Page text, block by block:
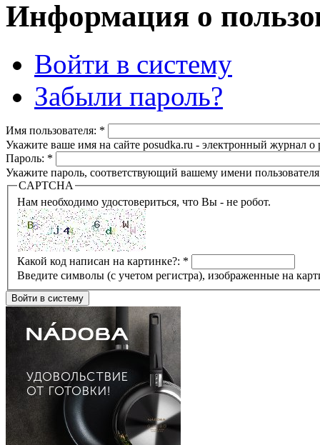
Информация о
Войти в систему
Забыли пароль?
Имя пользователя: *
Укажите ваше имя на сайте posudka.ru - электронный журнал
Пароль: *
Укажите пароль, соответствующий вашему имени
CAPTCHA
Нам необходимо удостовериться, что Вы - не робот.
Какой код написан на картинке?: *
Введите символы (с учетом регистра), изображенные на